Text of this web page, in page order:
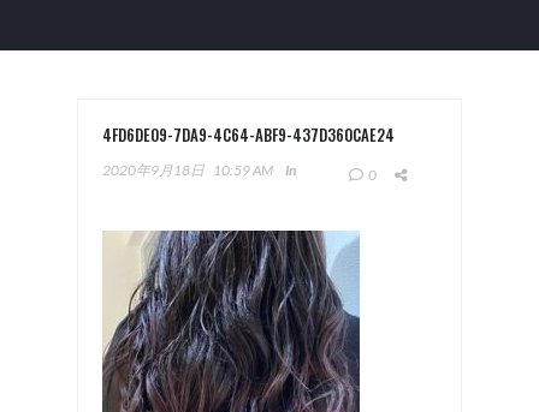
4FD6DE09-7DA9-4C64-ABF9-437D360CAE24
2020年9月18日 10:59 AM In 0